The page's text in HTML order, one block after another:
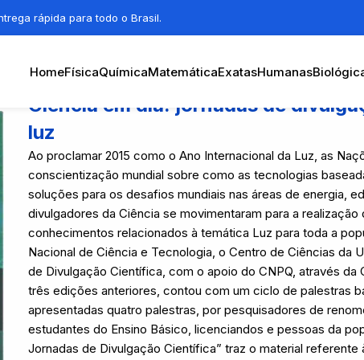
rápida para todo o Brasil.
HomeFísicaQuímicaMatemáticaExatasHumanas
Ciência em dia: jornadas de
luz
Ao proclamar 2015 como o Ano Internacional da Luz, as
conscientização mundial sobre como as tecnologias
soluções para os desafios mundiais nas áreas de energia,
divulgadores da Ciência se movimentaram para a
conhecimentos relacionados à temática Luz para toda a
Nacional de Ciência e Tecnologia, o Centro de Ciências da
de Divulgação Científica, com o apoio do CNPQ, através da
três edições anteriores, contou com um ciclo de palestras
apresentadas quatro palestras, por pesquisadores de
estudantes do Ensino Básico, licenciandos e pessoas da
Jornadas de Divulgação Científica” traz o material